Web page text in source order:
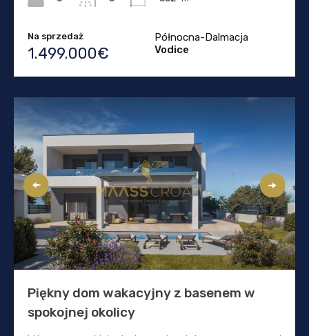
Na sprzedaż
1.499.000€
Północna-Dalmacja
Vodice
Piękny dom wakacyjny z basenem w
spokojnej okolicy